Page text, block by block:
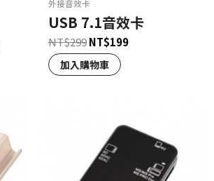
外接音效卡
USB 7.1音效卡
NT$299 NT$199
加入購物車